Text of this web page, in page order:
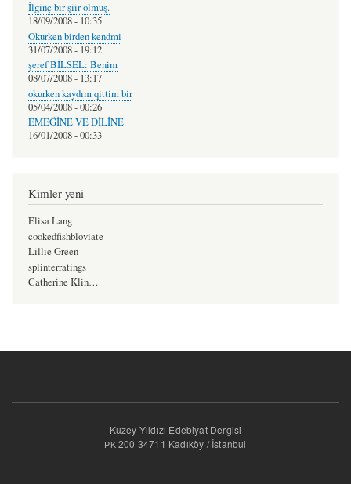
İlginç bir şiir olmuş.
18/09/2008 - 10:35
Okurken birden kendmi
31/07/2008 - 19:12
şeref BİLSEL: Benim
08/07/2008 - 13:17
okurken kaydım qittim bir
05/04/2008 - 00:26
EMEĞİNE VE DİLİNE
16/01/2008 - 00:33
Kimler yeni
Elisa Lang
cookedfishbloviate
Lillie Green
splinterratings
Catherine Klin…
Kuzey Yıldızı Edebiyat Dergisi
PK200 34711 Kadıköy / İstanbul